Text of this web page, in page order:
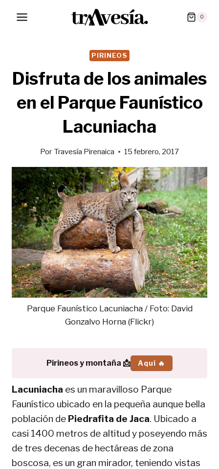
0
PIRINEOS
Disfruta de los animales
en el Parque Faunístico
Lacuniacha
Por Travesía Pirenaica 15 febrero, 2017
Parque Faunístico Lacuniacha / Foto: David
Gonzalvo Horna (Flickr)
Pirineos y montaña 📩 Aquí 🔥
Lacuniacha es un maravilloso Parque
Faunístico ubicado en la pequeña aunque bella
población de Piedrafita de Jaca. Ubicado a
casi 1400 metros de altitud y poseyendo más
de tres decenas de hectáreas de zona
boscosa, es un gran mirador, teniendo vistas